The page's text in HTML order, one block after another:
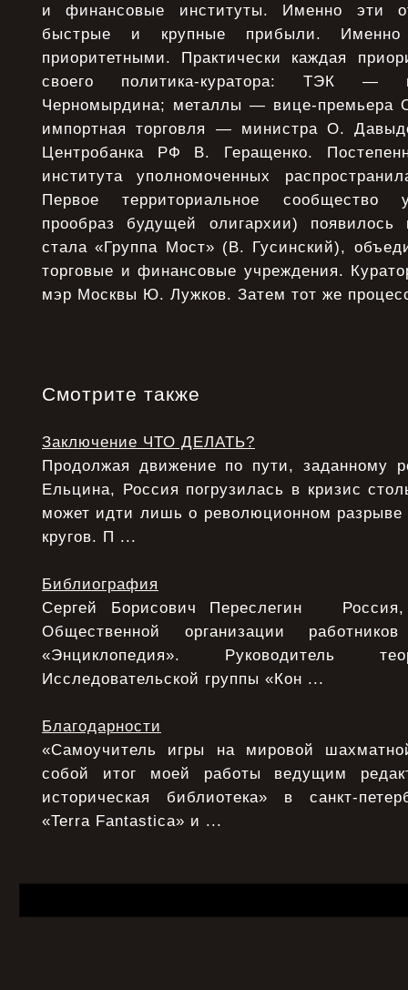
и финансовые институты. Именно эти
быстрые и крупные прибыли.
приоритетными. Практически каждая
своего политика-куратора: ТЭК —
Черномырдина; металлы — вице-премьера
импортная торговля — министра О.
Центробанка РФ В. Геращенко.
института уполномоченных
Первое территориальное сообщество
прообраз будущей олигархии)
стала «Группа Мост» (В. Гусинский),
торговые и финансовые учреждения.
мэр Москвы Ю. Лужков. Затем тот же
Смотрите также
Заключение ЧТО ДЕЛАТЬ?
Продолжая движение по пути, заданному
Ельцина, Россия погрузилась в кризис
может идти лишь о революционном
кругов. П ...
Библиография
Сергей Борисович Переслегин Россия,
Общественной организации
«Энциклопедия». Руководитель
Исследовательской группы «Кон ...
Благодарности
«Самоучитель игры на мировой
собой итог моей работы ведущим
историческая библиотека» в санкт-
«Terra Fantastica» и ...